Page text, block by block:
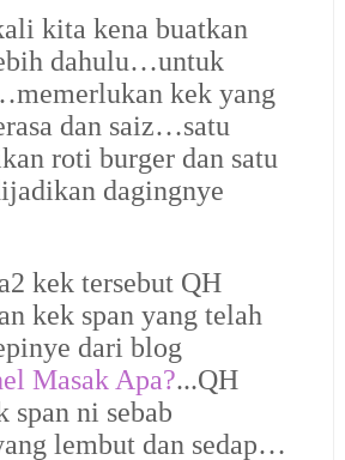
kita kena buatkan
dahulu…untuk
kek yang
dan saiz…satu
roti burger dan satu
dagingnye
kek tersebut QH
kek span yang telah
dari blog
Masak Apa?...QH
ni sebab
lembut dan sedap…